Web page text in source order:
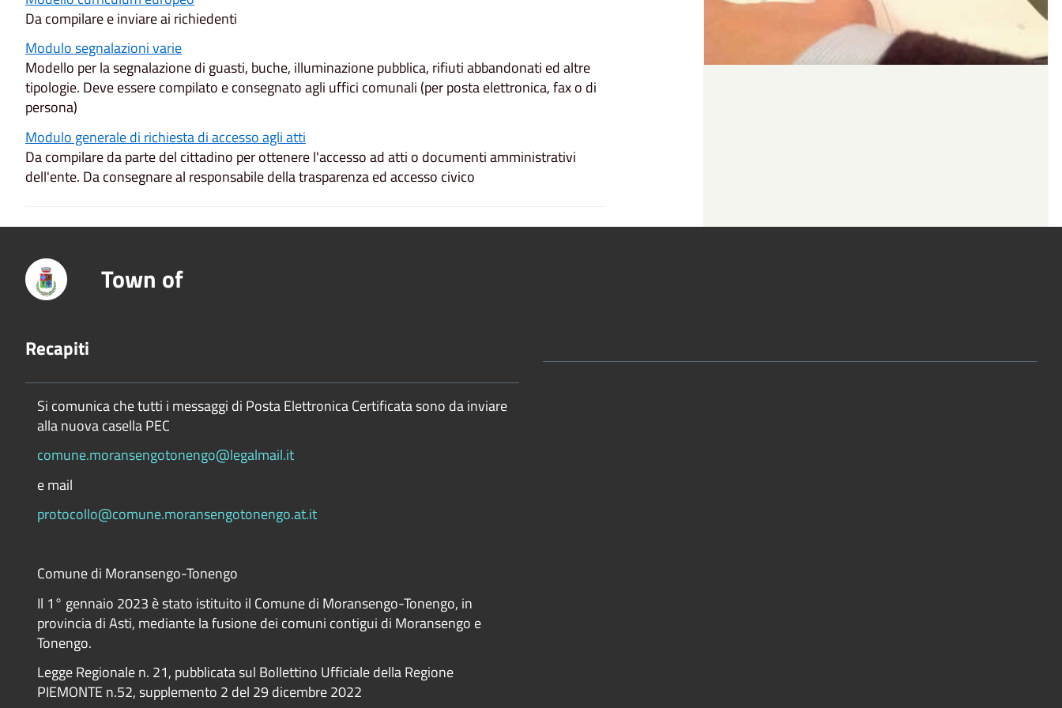
Da compilare e inviare ai richiedenti
Modulo segnalazioni varie
Modello per la segnalazione di guasti, buche, illuminazione pubblica, rifiuti abbandonati ed altre
tipologie. Deve essere compilato e consegnato agli uffici comunali (per posta elettronica, fax o di
persona)
Modulo generale di richiesta di accesso agli atti
Da compilare da parte del cittadino per ottenere l'accesso ad atti o documenti amministrativi
dell'ente. Da consegnare al responsabile della trasparenza ed accesso civico
Town of
Recapiti
Si comunica che tutti i messaggi di Posta Elettronica Certificata sono da inviare
alla nuova casella PEC
comune.moransengotonengo@legalmail.it
e mail
protocollo@comune.moransengotonengo.at.it
Comune di Moransengo-Tonengo
Il 1° gennaio 2023 è stato istituito il Comune di Moransengo-Tonengo, in
provincia di Asti, mediante la fusione dei comuni contigui di Moransengo e
Tonengo.
Legge Regionale n. 21, pubblicata sul Bollettino Ufficiale della Regione
PIEMONTE n.52, supplemento 2 del 29 dicembre 2022